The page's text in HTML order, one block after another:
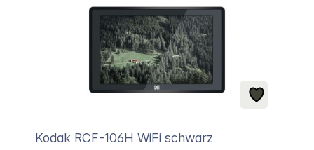
Kodak RCF-106H WiFi schwarz